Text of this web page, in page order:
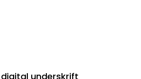
underskrift